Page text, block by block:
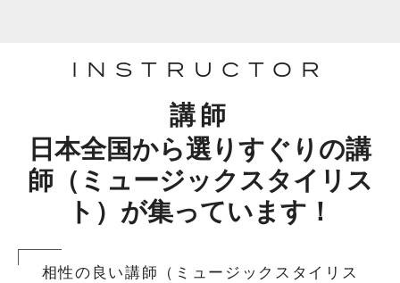
INSTRUCTOR
講師
日本全国から選りすぐりの講
師（ミュージックスタイリス
ト）が集っています！
相性の良い講師（ミュージックスタイリス